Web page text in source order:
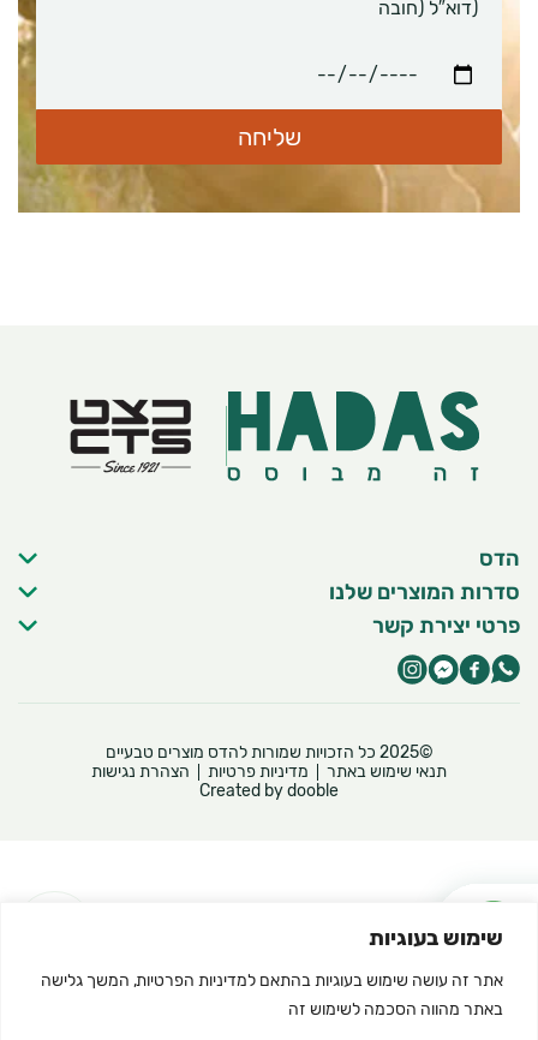
שימוש בעוגיות
אתר זה עושה שימוש בעוגיות בהתאם למדיניות הפרטיות, המשך גלישה
באתר מהווה הסכמה לשימוש זה
לידה
(חובה)
שליחה
הדס
סדרות המוצרים שלנו
פרטי יצירת קשר
©2025 כל הזכויות שמורות להדס מוצרים טבעיים
תנאי שימוש באתר
מדיניות פרטיות
הצהרת נגישות
Created by dooble